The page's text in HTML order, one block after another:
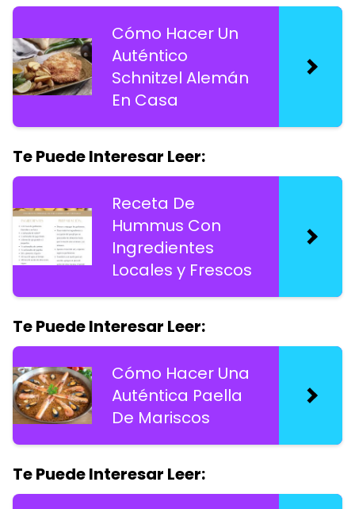
Cómo Hacer Un
Auténtico
Schnitzel Alemán
En Casa
Te Puede Interesar Leer:
Receta De
Hummus Con
Ingredientes
Locales y Frescos
Te Puede Interesar Leer:
Cómo Hacer Una
Auténtica Paella
De Mariscos
Te Puede Interesar Leer: